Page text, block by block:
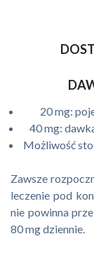
20 mg:
40 mg:
Możliwość
Zawsze
leczenie pod
nie powinna
80 mg dziennie.